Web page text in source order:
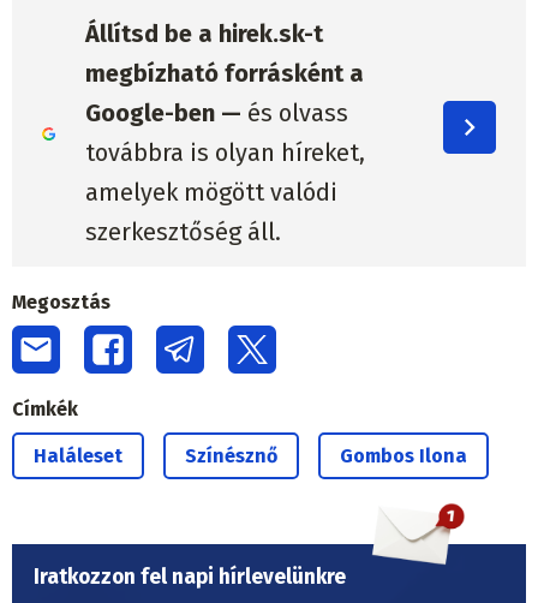
Állítsd be a hirek.sk-t
megbízható forrásként a
Google-ben — és olvass
továbbra is olyan híreket,
amelyek mögött valódi
szerkesztőség áll.
Megosztás
Címkék
Haláleset Színésznő Gombos Ilona
Iratkozzon fel napi hírlevelünkre